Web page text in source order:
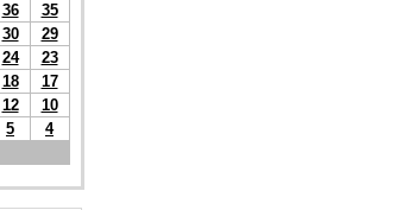
36
35
30
29
24
23
18
17
12
10
5
4